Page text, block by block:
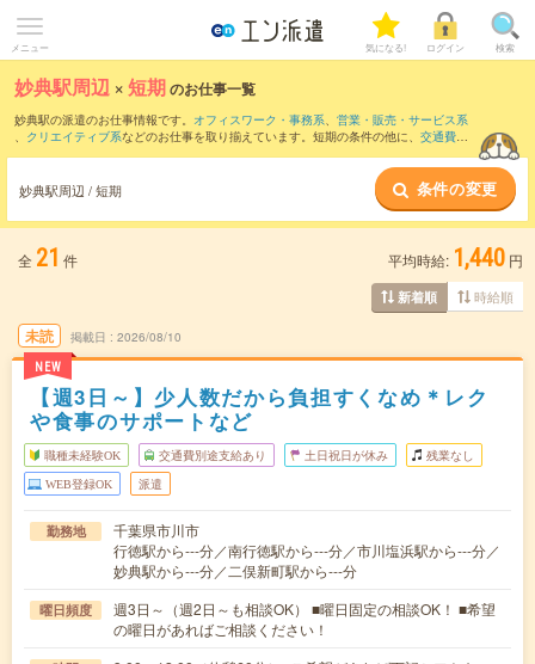
メニュー 気になる! ログイン 検索
妙典駅周辺 ×短期のお仕事一覧
妙典駅の派遣のお仕事情報です。 オフィスワーク・事務系、 営業・販売・サービス系
、 クリエイティブ系などのお仕事を取り揃えています。短期の条件の他に、 交通費別
妙典駅周辺 / 短期 条件の変更
全 21 件 平均時給: 1,440 円
新着順 時給順
未読
NEW
掲載日 2026/08/10
【週3日～】少人数だから負担すくなめ＊レク
や食事のサポートなど
職種未経験OK 交通費別途支給あり 土日祝日が休み 残業なし
WEB登録OK 派遣
勤務地
千葉県市川市
行徳駅から---分／南行徳駅から---分／市川塩浜駅から---分／
妙典駅から---分／二俣新町駅から---分
曜日頻度
週3日～（週2日～も相談OK） ■曜日固定の相談OK！ ■希望
の曜日があればご相談ください！